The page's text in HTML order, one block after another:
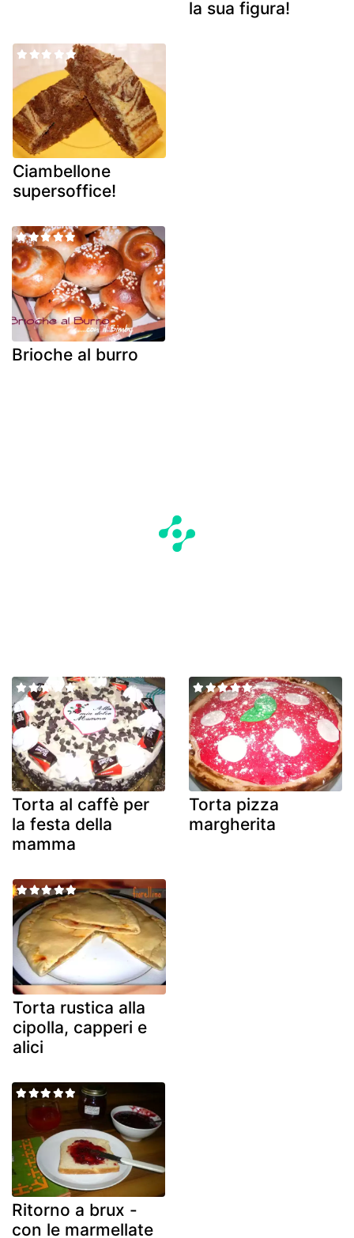
la sua figura!
Ciambellone
supersoffice!
Brioche al burro
Torta al caffè per
la festa della
mamma
Torta pizza
margherita
Torta rustica alla
cipolla, capperi e
alici
Ritorno a brux -
con le marmellate